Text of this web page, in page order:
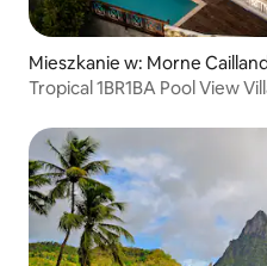
Mieszkanie w: Morne
Tropical 1BR1BA Pool View